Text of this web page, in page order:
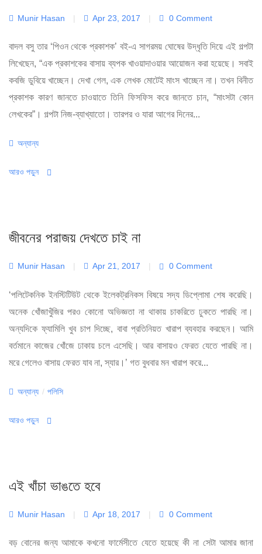
Munir Hasan | Apr 23, 2017 | 0 Comment
বাদল বসু তার ‘পিওন থেকে প্রকাশক’ বই-এ সাগরময় ঘোষের উদ্ধৃতি দিয়ে এই গল্পটা
লিখেছেন, “এক প্রকাশকের বাসায় ব্যপক খাওয়াদাওয়ার আয়োজন করা হয়েছে। সবাই
কবজি ডুবিয়ে খাচ্ছেন। দেখা গেল, এক লেখক মোটেই মাংস খাচ্ছেন না। তখন বিনীত
প্রকাশক কারণ জানতে চাওয়াতে তিনি ফিসফিস করে জানতে চান, “মাংসটা কোন
লেখকের”। গল্পটা নিজ-ব্যাখ্যাতো। তারপর ও যারা আগের দিনের...
Categories
অন্যান্য
আরও পড়ুন
জীবনের পরাজয় দেখতে চাই না
Munir Hasan | Apr 21, 2017 | 0 Comment
‘পলিটেকনিক ইনস্টিটিউট থেকে ইলেকট্রনিকস বিষয়ে সদ্য ডিপ্লোমা শেষ করেছি।
অনেক খোঁজাখুঁজির পরও কোনো অভিজ্ঞতা না থাকায় চাকরিতে ঢুকতে পারছি না।
অন্যদিকে ফ্যামিলি খুব চাপ দিচ্ছে, বাবা প্রতিনিয়ত খারাপ ব্যবহার করছেন। আমি
বর্তমানে কাজের খোঁজে ঢাকায় চলে এসেছি। আর বাসায়ও ফেরত যেতে পারছি না।
মরে গেলেও বাসায় ফেরত যাব না, স্যার।’ গত বুধবার মন খারাপ করে...
Categories
অন্যান্য / পলিসি
আরও পড়ুন
এই খাঁচা ভাঙতে হবে
Munir Hasan | Apr 18, 2017 | 0 Comment
বড় বোনের জন্য আমাকে কখনো ফার্মেসীতে যেতে হয়েছে কী না সেটা আমার জানা